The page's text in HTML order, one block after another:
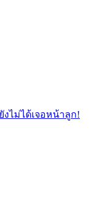
ไม่ได้เจอหน้าลูก!